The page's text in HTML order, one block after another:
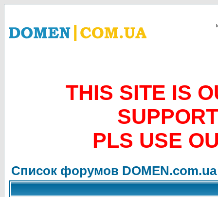
THIS SITE IS
PLS USE
Список форумов DOMEN.com.ua